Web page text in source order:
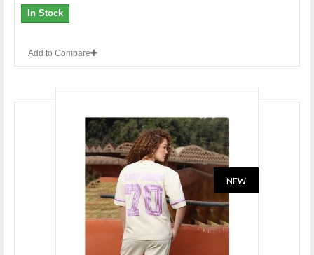
In Stock
Add to Compare
NEW